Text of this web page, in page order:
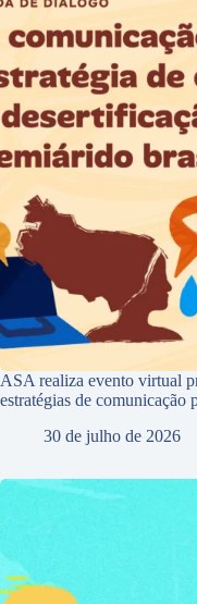
ASA realiza evento virtual
estratégias de comunicação
30 de julho de 2026